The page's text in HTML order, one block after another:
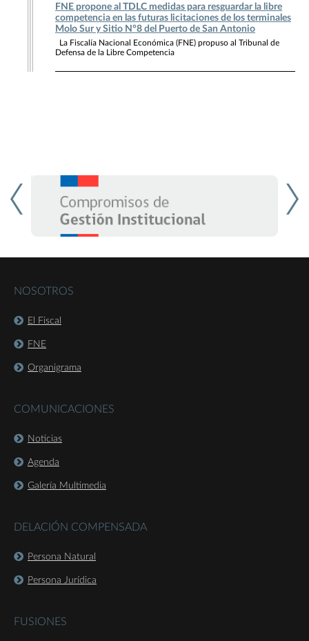
FNE propone al TDLC medidas para resguardar la libre
competencia en las futuras licitaciones de los terminales
Molo Sur y Sitio N°8 del Puerto de San Antonio
La Fiscalía Nacional Económica (FNE) propuso al Tribunal de
Defensa de la Libre Competencia
NOSOTROS
El Fiscal
FNE
Organigrama
COMUNICACIONES
Noticias
Agenda
Galería Multimedia
DELACIÓN COMPENSADA
Persona Natural
Persona Jurídica
FUSIONES